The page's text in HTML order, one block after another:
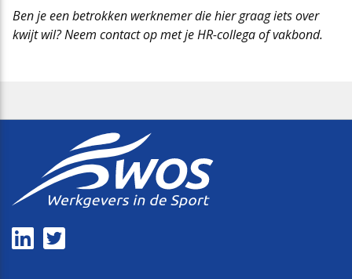
Ben je een betrokken werknemer die hier graag iets over
kwijt wil? Neem contact op met je HR-collega of vakbond.